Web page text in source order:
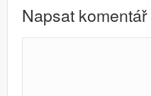
Napsat komentář